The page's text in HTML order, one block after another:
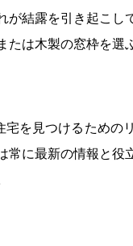
結露を引き起こし
は木製の窓枠を選
を見つけるための
に最新の情報と役